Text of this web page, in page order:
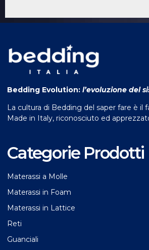
Bedding Evolution: l’evoluzione del
La cultura di Bedding del saper fare è il
Made in Italy, riconosciuto ed
Categorie Prodotti
Materassi a Molle
Materassi in Foam
Materassi in Lattice
Reti
Guanciali